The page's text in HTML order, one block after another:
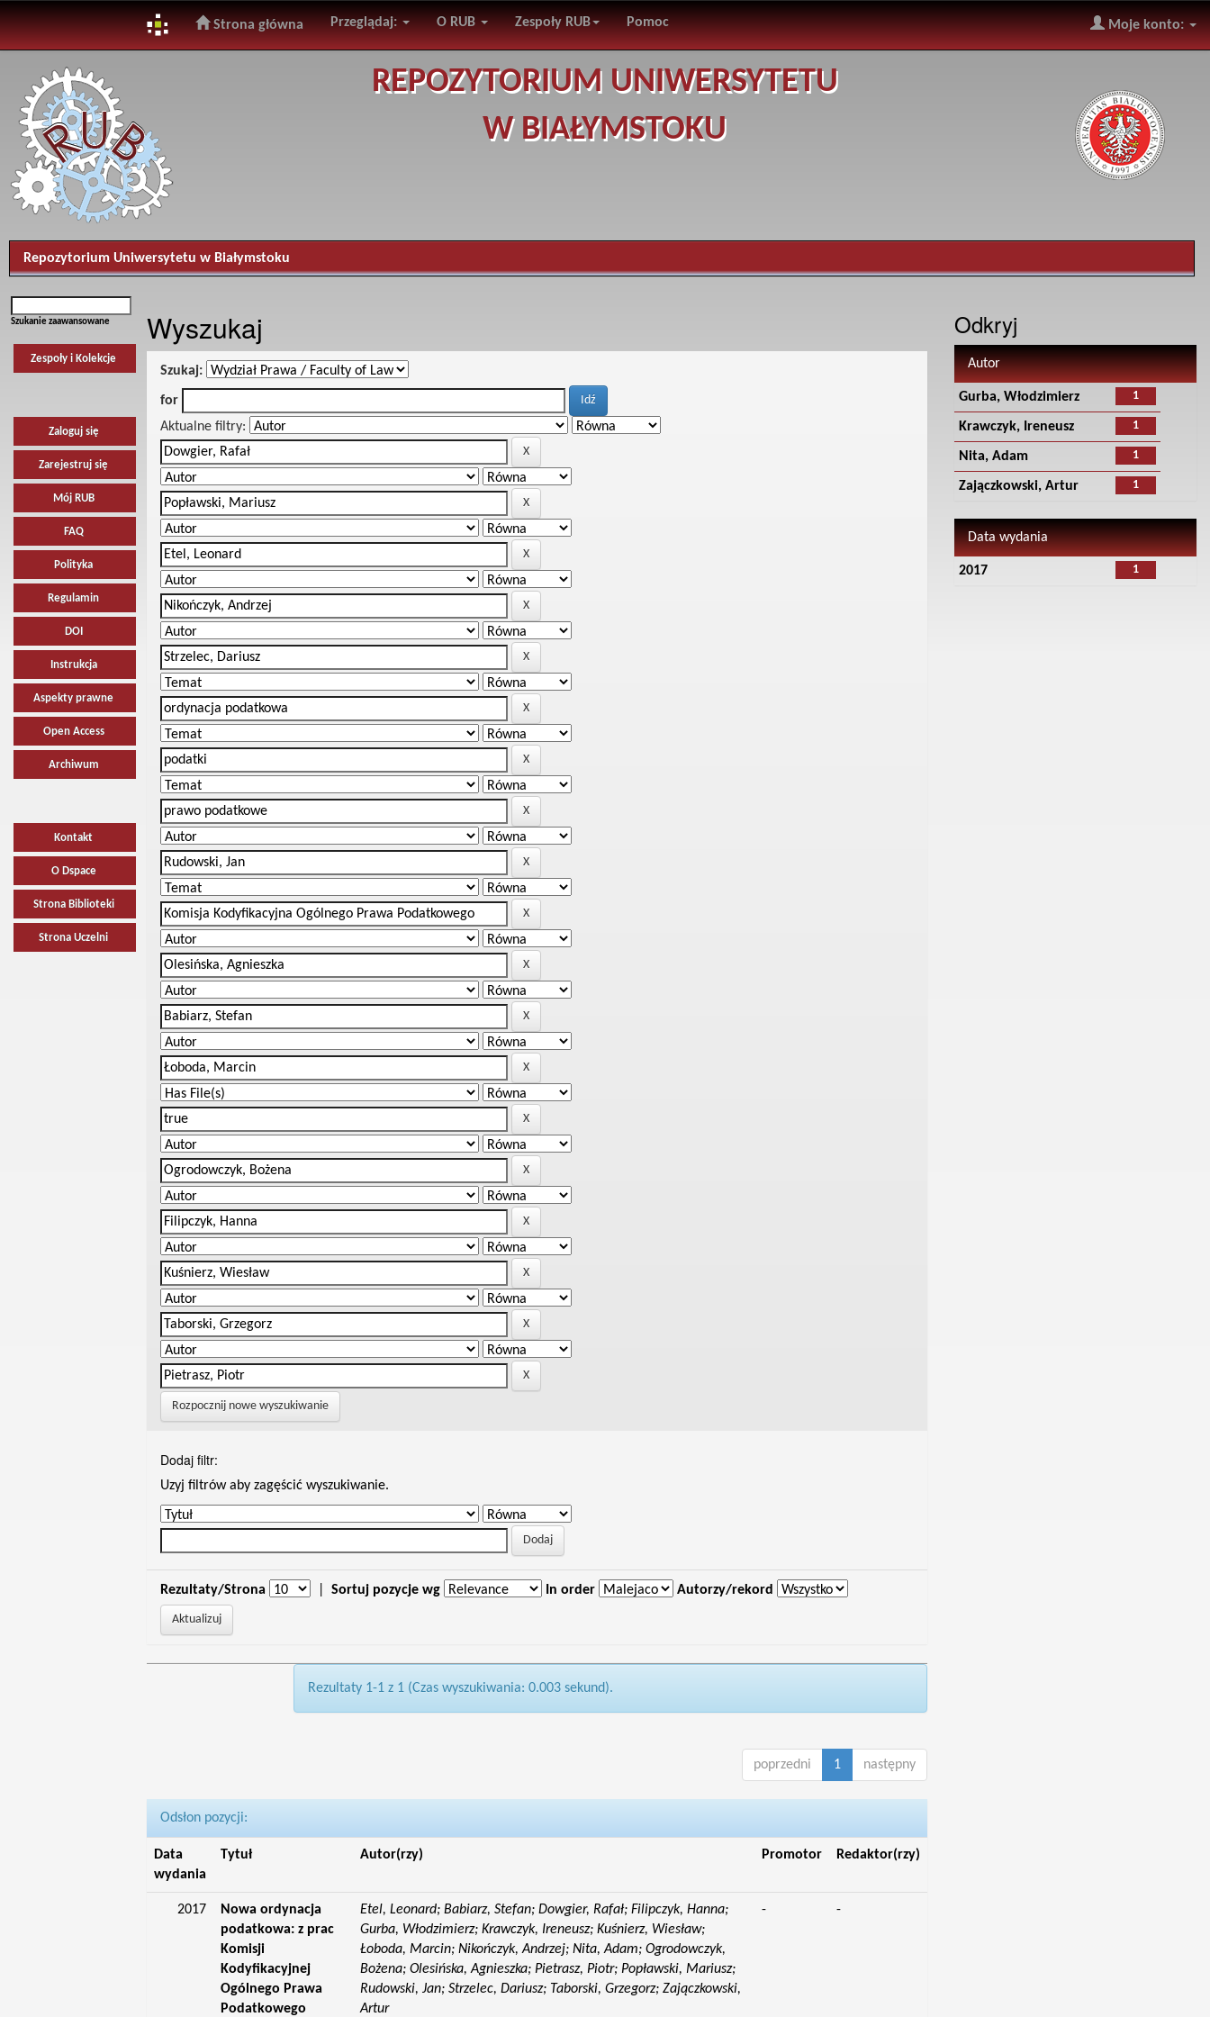
navigation
Strona główna Przeglądaj: O RUB Zespoły RUB Pomoc Moje konto:
REPOZYTORIUM UNIWERSYTETU
W BIAŁYMSTOKU
Repozytorium Uniwersytetu w Białymstoku
Szukanie zaawansowane
Zespoły i Kolekcje
Zaloguj się
Zarejestruj się
Mój RUB
FAQ
Polityka
Regulamin
DOI
Instrukcja
Aspekty prawne
Open Access
Archiwum
Kontakt
O Dspace
Strona Biblioteki
Strona Uczelni
Wyszukaj
Szukaj:
for
Aktualne filtry:
Rozpocznij nowe wyszukiwanie
Dodaj filtr:
Uzyj filtrów aby zagęścić wyszukiwanie.
Rezultaty/Strona Sortuj pozycje wg In order Autorzy/rekord
Rezultaty 1-1 z 1 (Czas wyszukiwania: 0.003 sekund).
poprzedni 1 następny
Odsłon pozycji:
Data
wydania
Tytuł Autor(rzy) Promotor Redaktor(rzy)
2017
Nowa ordynacja
podatkowa: z prac
Komisji
Kodyfikacyjnej
Ogólnego Prawa
Podatkowego
Etel, Leonard; Babiarz, Stefan; Dowgier, Rafał; Filipczyk, Hanna;
Gurba, Włodzimierz; Krawczyk, Ireneusz; Kuśnierz, Wiesław;
Łoboda, Marcin; Nikończyk, Andrzej; Nita, Adam; Ogrodowczyk,
Bożena; Olesińska, Agnieszka; Pietrasz, Piotr; Popławski, Mariusz;
Rudowski, Jan; Strzelec, Dariusz; Taborski, Grzegorz; Zajączkowski,
Artur
- -
Odkryj
Autor
1
Gurba, Włodzimierz
1
Krawczyk, Ireneusz
1
Nita, Adam
1
Zajączkowski, Artur
Data wydania
1
2017